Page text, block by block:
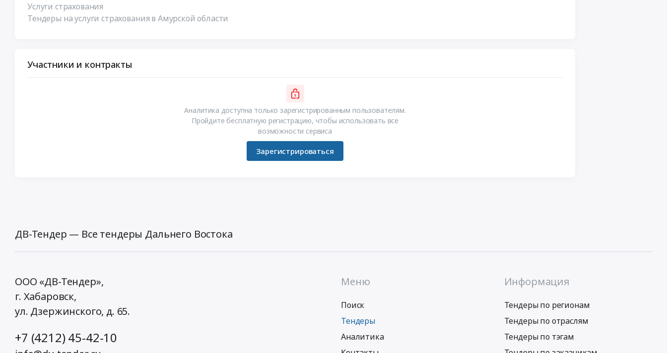
Услуги страхования
Тендеры на услуги страхования в Амурской области
Участники и контракты
Аналитика доступна только зарегистрированным пользователям.
Пройдите бесплатную регистрацию, чтобы использовать все
возможности сервиса
Зарегистрироваться
ДВ-Тендер — Все тендеры Дальнего Востока
ООО «ДВ-Тендер»,
г. Хабаровск,
ул. Дзержинского, д. 65.
+7 (4212) 45-42-10
Меню
Поиск
Тендеры
Аналитика
Информация
Тендеры по регионам
Тендеры по отраслям
Тендеры по тэгам